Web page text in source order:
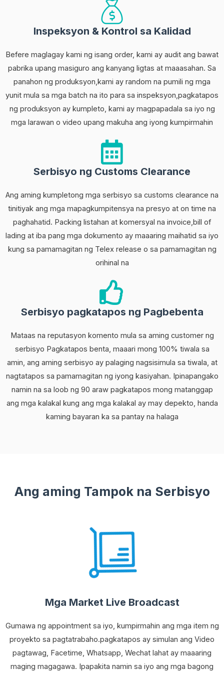
Inspeksyon & Kontrol sa Kalidad
Befere maglagay kami ng isang order, kami ay audit ang bawat
pabrika upang masiguro ang kanyang ligtas at maaasahan. Sa
panahon ng produksyon,kami ay random na pumili ng mga
yunit mula sa mga batch na ito para sa inspeksyon,pagkatapos
ng produksyon ay kumpleto, kami ay magpapadala sa iyo ng
mga larawan o video upang makuha ang iyong kumpirmahin
Serbisyo ng Customs Clearance
Ang aming kumpletong mga serbisyo sa customs clearance na
tinitiyak ang mga mapagkumpitensya na presyo at on time na
paghahatid. Packing listahan at komersyal na invoice,bill of
lading at iba pang mga dokumento ay maaaring maihatid sa iyo
kung sa pamamagitan ng Telex release o sa pamamagitan ng
orihinal na
Serbisyo pagkatapos ng Pagbebenta
Mataas na reputasyon komento mula sa aming customer ng
serbisyo Pagkatapos benta, maaari mong 100% tiwala sa
amin, ang aming serbisyo ay palaging nagsisimula sa tiwala, at
nagtatapos sa pamamagitan ng iyong kasiyahan. Ipinapangako
namin na sa loob ng 90 araw pagkatapos mong matanggap
ang mga kalakal kung ang mga kalakal ay may depekto, handa
kaming bayaran ka sa pantay na halaga
Ang aming Tampok na Serbisyo
Mga Market Live Broadcast
Gumawa ng appointment sa iyo, kumpirmahin ang mga item ng
proyekto sa pagtatrabaho.pagkatapos ay simulan ang Video
pagtawag, Facetime, Whatsapp, Wechat lahat ay maaaring
maging magagawa. Ipapakita namin sa iyo ang mga bagong